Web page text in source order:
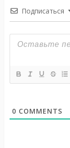
Подписаться
0 COMMENTS